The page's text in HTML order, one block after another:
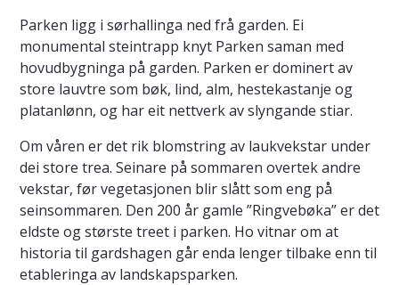
Parken ligg i sørhallinga ned frå garden. Ei
monumental steintrapp knyt Parken saman med
hovudbygninga på garden. Parken er dominert av
store lauvtre som bøk, lind, alm, hestekastanje og
platanlønn, og har eit nettverk av slyngande stiar.
Om våren er det rik blomstring av laukvekstar under
dei store trea. Seinare på sommaren overtek andre
vekstar, før vegetasjonen blir slått som eng på
seinsommaren. Den 200 år gamle ”Ringvebøka” er det
eldste og største treet i parken. Ho vitnar om at
historia til gardshagen går enda lenger tilbake enn til
etableringa av landskapsparken.